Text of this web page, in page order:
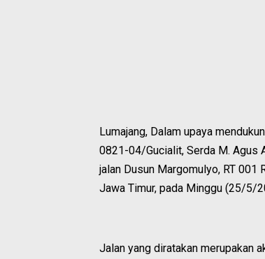
Lumajang, Dalam upaya
0821-04/Gucialit, Serda M. Agus
jalan Dusun Margomulyo, RT 001
Jawa Timur, pada Minggu (25/5/
Jalan yang diratakan merupakan